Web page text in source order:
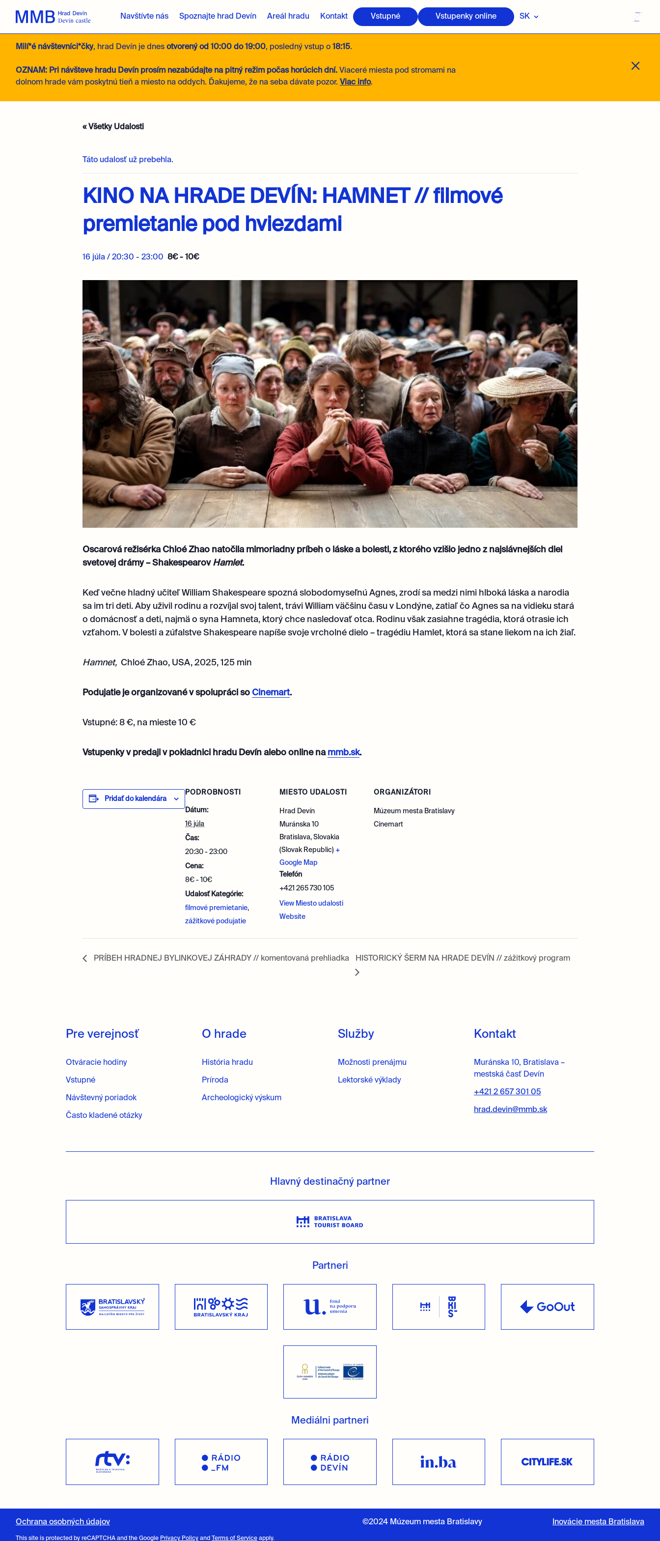
Navštívte nás Spoznajte hrad Devín Areál hradu Kontakt Vstupné Vstupenky online SK
Milí*é návštevníci*čky, hrad Devín je dnes otvorený od 10:00 do 19:00, posledný vstup o 18:15.
OZNAM: Pri návšteve hradu Devín prosím nezabúdajte na pitný režim počas horúcich dní. Viaceré miesta pod stromami na
dolnom hrade vám poskytnú tieň a miesto na oddych. Ďakujeme, že na seba dávate pozor. Viac info.
M
« Všetky Udalosti
Táto udalosť už prebehla.
KINO NA HRADE DEVÍN: HAMNET // filmové
premietanie pod hviezdami
16 júla / 20:30 - 23:00 8€ - 10€
Oscarová režisérka Chloé Zhao natočila mimoriadny príbeh o láske a bolesti, z ktorého vzišlo jedno z najslávnejších diel
svetovej drámy – Shakespearov Hamlet.
Keď večne hladný učiteľ William Shakespeare spozná slobodomyseľnú Agnes, zrodí sa medzi nimi hlboká láska a narodia
sa im tri deti. Aby uživil rodinu a rozvíjal svoj talent, trávi William väčšinu času v Londýne, zatiaľ čo Agnes sa na vidieku stará
o domácnosť a deti, najmä o syna Hamneta, ktorý chce nasledovať otca. Rodinu však zasiahne tragédia, ktorá otrasie ich
vzťahom. V bolesti a zúfalstve Shakespeare napíše svoje vrcholné dielo – tragédiu Hamlet, ktorá sa stane liekom na ich žiaľ.
Hamnet, Chloé Zhao, USA, 2025, 125 min
Podujatie je organizované v spolupráci so Cinemart.
Vstupné: 8 €, na mieste 10 €
Vstupenky v predaji v pokladnici hradu Devín alebo online na mmb.sk.
Pridať do kalendára
PODROBNOSTI
Dátum:
16 júla
Čas:
20:30 - 23:00
Cena:
8€ - 10€
Udalosť Kategórie:
filmové premietanie,
zážitkové podujatie
MIESTO UDALOSTI
Hrad Devín
Muránska 10
Bratislava, Slovakia
(Slovak Republic) +
Google Map
Telefón
+421 265 730 105
View Miesto udalosti
Website
ORGANIZÁTORI
Múzeum mesta Bratislavy
Cinemart
PRÍBEH HRADNEJ BYLINKOVEJ ZÁHRADY // komentovaná prehliadka HISTORICKÝ ŠERM NA HRADE DEVÍN // zážitkový program
Pre verejnosť
Otváracie hodiny
Vstupné
Návštevný poriadok
Často kladené otázky
O hrade
História hradu
Príroda
Archeologický výskum
Služby
Možnosti prenájmu
Lektorské výklady
Kontakt
Muránska 10, Bratislava –
mestská časť Devín
+421 2 657 301 05
hrad.devin@mmb.sk
Hlavný destinačný partner
Partneri
Mediálni partneri
Ochrana osobných údajov ©2024 Múzeum mesta Bratislavy Inovácie mesta Bratislava
This site is protected by reCAPTCHA and the Google Privacy Policy and Terms of Service apply.